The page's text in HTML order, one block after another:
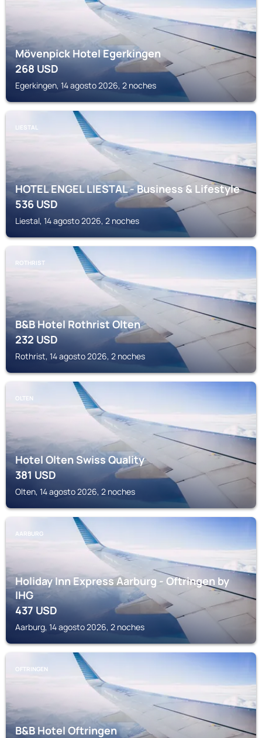
Mövenpick Hotel Egerkingen
268USD
Egerkingen, 14 agosto 2026, 2 noches
LIESTAL
HOTEL ENGEL LIESTAL - Business & Lifestyle
536USD
Liestal, 14 agosto 2026, 2 noches
ROTHRIST
B&B Hotel Rothrist Olten
232USD
Rothrist, 14 agosto 2026, 2 noches
OLTEN
Hotel Olten Swiss Quality
381USD
Olten, 14 agosto 2026, 2 noches
AARBURG
Holiday Inn Express Aarburg - Oftringen by
IHG
437USD
Aarburg, 14 agosto 2026, 2 noches
OFTRINGEN
B&B Hotel Oftringen